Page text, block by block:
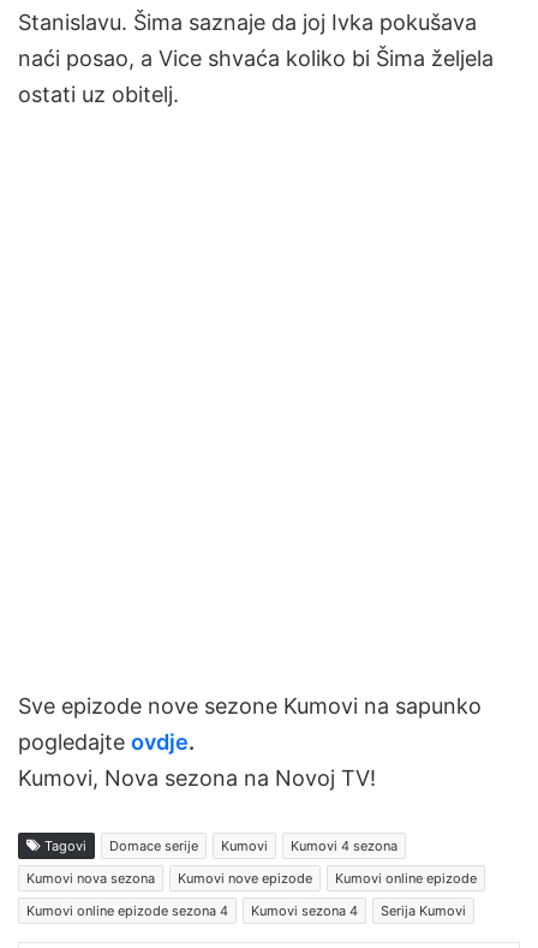
Stanislavu. Šima saznaje da joj Ivka pokušava
naći posao, a Vice shvaća koliko bi Šima željela
ostati uz obitelj.
Sve epizode nove sezone Kumovi na sapunko
pogledajte ovdje.
Kumovi, Nova sezona na Novoj TV!
Tagovi Domace serije Kumovi
Kumovi 4 sezona
Kumovi nova sezona
Kumovi nove epizode
Kumovi online epizode
Kumovi online epizode sezona 4
Kumovi sezona 4 Serija Kumovi